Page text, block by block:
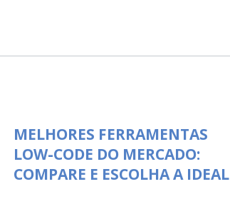
MELHORES FERRAMENTAS
LOW-CODE DO MERCADO:
COMPARE E ESCOLHA A IDEAL